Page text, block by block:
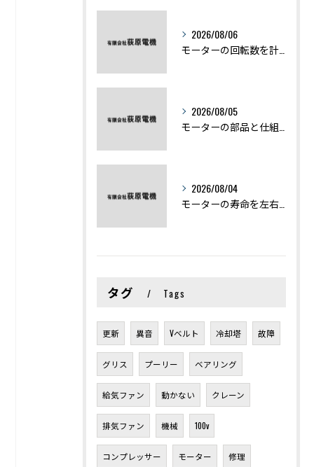
2026/08/06
2026/08/05
2026/08/04
タグ Tags
更新 異音 Vベルト 冷却塔 故障
グリス プーリー ベアリング
給気ファン 動かない クレーン
排気ファン 機械 100v
コンプレッサー モーター 修理